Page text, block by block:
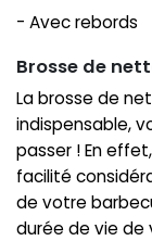
- Avec rebords
Brosse de
La brosse de
indispensable,
passer ! En
facilité
de votre
durée de vie de